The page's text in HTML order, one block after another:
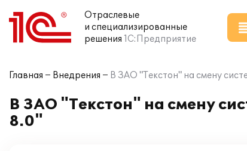
Отраслевые
и специализированные
решения 1С:Предприятие
Главная Внедрения В ЗАО "Текстон" на смену
В ЗАО "Текстон" на смену
8.0"